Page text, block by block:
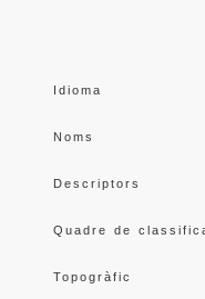
Idioma
Noms
Descriptors
Quadre de
Topogràfic